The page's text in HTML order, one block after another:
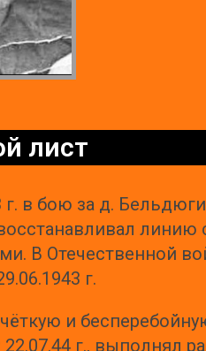
лист
г. в бою за д.
В Отечественной
г.
и
г., выполнял